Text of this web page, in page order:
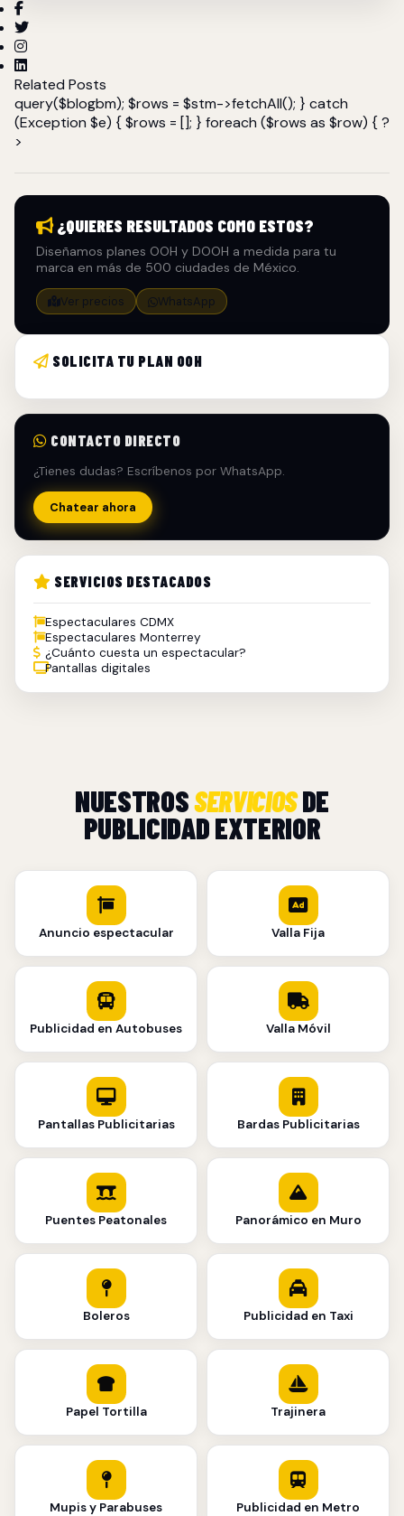
Related Posts
query($blogbm); $rows = $stm->fetchAll(); } catch
(Exception $e) { $rows = []; } foreach ($rows as $row) { ?
>
¿QUIERES RESULTADOS COMO ESTOS?
Diseñamos planes OOH y DOOH a medida para tu
marca en más de 500 ciudades de México.
Ver precios WhatsApp
SOLICITA TU PLAN OOH
CONTACTO DIRECTO
¿Tienes dudas? Escríbenos por WhatsApp.
Chatear ahora
SERVICIOS DESTACADOS
Espectaculares CDMX
Espectaculares Monterrey
¿Cuánto cuesta un espectacular?
Pantallas digitales
NUESTROSSERVICIOSDE
PUBLICIDAD EXTERIOR
Anuncio espectacular Valla Fija
Publicidad en Autobuses Valla Móvil
Pantallas Publicitarias Bardas Publicitarias
Puentes Peatonales Panorámico en Muro
Boleros Publicidad en Taxi
Papel Tortilla Trajinera
Mupis y Parabuses Publicidad en Metro